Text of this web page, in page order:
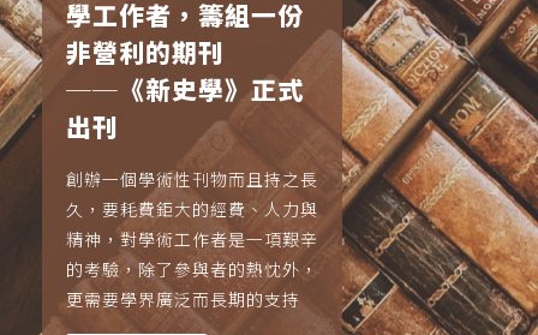
學工作者，籌組一份
非營利的期刊
──《新史學》正式
出刊
創辦一個學術性刊物而且持之長
久，要耗費鉅大的經費、人力與
精神，對學術工作者是一項艱辛
的考驗，除了參與者的熱忱外，
更需要學界廣泛而長期的支持